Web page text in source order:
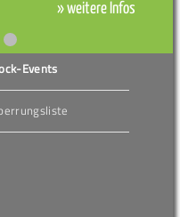
» weitere Infos
Events